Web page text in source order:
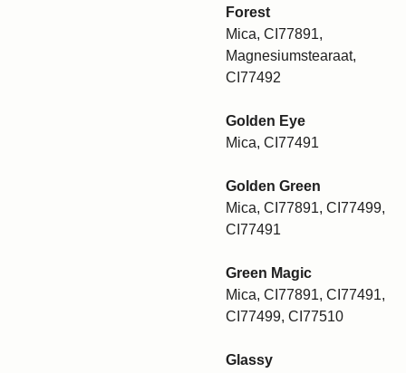
Forest
Mica, CI77891,
Magnesiumstearaat,
CI77492
Golden Eye
Mica, CI77491
Golden Green
Mica, CI77891, CI77499,
CI77491
Green Magic
Mica, CI77891, CI77491,
CI77499, CI77510
Glassy